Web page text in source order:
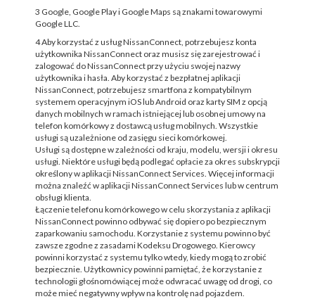
3 Google, Google Play i Google Maps są znakami towarowymi
Google LLC.
4 Aby korzystać z usług NissanConnect, potrzebujesz konta
użytkownika NissanConnect oraz musisz się zarejestrować i
zalogować do NissanConnect przy użyciu swojej nazwy
użytkownika i hasła. Aby korzystać z bezpłatnej aplikacji
NissanConnect, potrzebujesz smartfona z kompatybilnym
systemem operacyjnym iOS lub Android oraz karty SIM z opcją
danych mobilnych w ramach istniejącej lub osobnej umowy na
telefon komórkowy z dostawcą usług mobilnych. Wszystkie
usługi są uzależnione od zasięgu sieci komórkowej.
Usługi są dostępne w zależności od kraju, modelu, wersji i okresu
usługi. Niektóre usługi będą podlegać opłacie za okres subskrypcji
określony w aplikacji NissanConnect Services. Więcej informacji
można znaleźć w aplikacji NissanConnect Services lub w centrum
obsługi klienta.
Łączenie telefonu komórkowego w celu skorzystania z aplikacji
NissanConnect powinno odbywać się dopiero po bezpiecznym
zaparkowaniu samochodu. Korzystanie z systemu powinno być
zawsze zgodne z zasadami Kodeksu Drogowego. Kierowcy
powinni korzystać z systemu tylko wtedy, kiedy mogą to zrobić
bezpiecznie. Użytkownicy powinni pamiętać, że korzystanie z
technologii głośnomówiącej może odwracać uwagę od drogi, co
może mieć negatywny wpływ na kontrolę nad pojazdem.